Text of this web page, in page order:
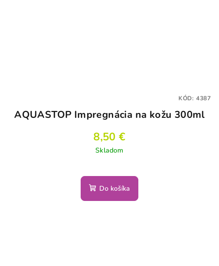
AQUASTOP Impregnácia na kožu 300ml
8,50 €
Skladom
Do košíka
KÓD: 4387